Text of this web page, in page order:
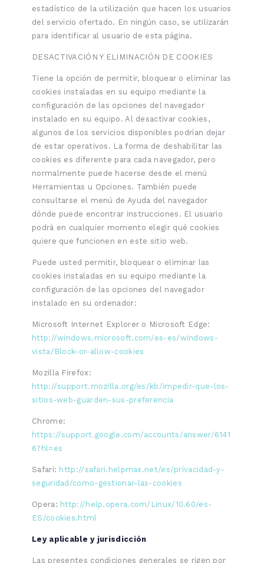
estadístico de la utilización que hacen los usuarios
del servicio ofertado. En ningún caso, se utilizarán
para identificar al usuario de esta página.
DESACTIVACIÓN Y ELIMINACIÓN DE COOKIES
Tiene la opción de permitir, bloquear o eliminar las
cookies instaladas en su equipo mediante la
configuración de las opciones del navegador
instalado en su equipo. Al desactivar cookies,
algunos de los servicios disponibles podrían dejar
de estar operativos. La forma de deshabilitar las
cookies es diferente para cada navegador, pero
normalmente puede hacerse desde el menú
Herramientas u Opciones. También puede
consultarse el menú de Ayuda del navegador
dónde puede encontrar instrucciones. El usuario
podrá en cualquier momento elegir qué cookies
quiere que funcionen en este sitio web.
Puede usted permitir, bloquear o eliminar las
cookies instaladas en su equipo mediante la
configuración de las opciones del navegador
instalado en su ordenador:
Microsoft Internet Explorer o Microsoft Edge:
http://windows.microsoft.com/es-es/windows-
vista/Block-or-allow-cookies
Mozilla Firefox:
http://support.mozilla.org/es/kb/impedir-que-los-
sitios-web-guarden-sus-preferencia
Chrome:
https://support.google.com/accounts/answer/6141
6?hl=es
Safari: http://safari.helpmax.net/es/privacidad-y-
seguridad/como-gestionar-las-cookies
Opera: http://help.opera.com/Linux/10.60/es-
ES/cookies.html
Ley aplicable y jurisdicción
Las presentes condiciones generales se rigen por